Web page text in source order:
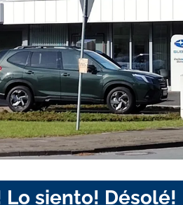
siento! Désolé!